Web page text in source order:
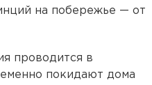
на побережье — от
проводится в
покидают дома